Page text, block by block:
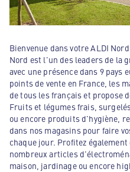
Bienvenue dans votre ALDI
Nord est l'un des leaders de la
avec une présence dans 9 pays
points de vente en France, les
de tous les français et propose
Fruits et légumes frais,
ou encore produits d'hygiène,
dans nos magasins pour faire
chaque jour. Profitez
nombreux articles
maison, jardinage ou encore